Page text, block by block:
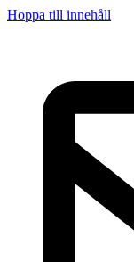
Hoppa till innehåll